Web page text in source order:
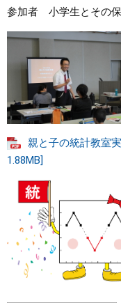
参加者 小学生とその
親と子の統計教室
1.88MB]